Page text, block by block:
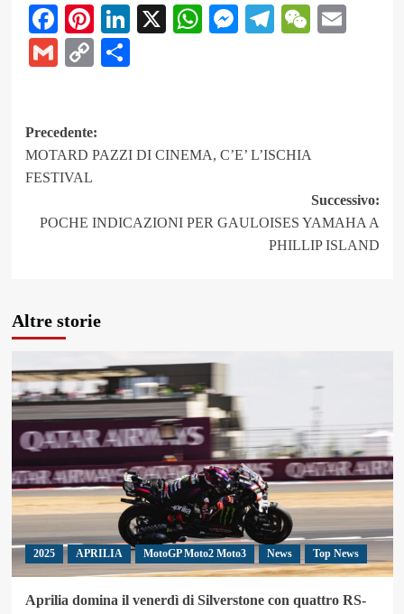
Facebook
Pinterest
LinkedIn
X WhatsApp
Messenger
Telegram
Gmail
CopyShare
Navigazione
articolo
Precedente:
MOTARD PAZZI DI CINEMA, C’E’ L’ISCHIA
FESTIVAL
Successivo:
POCHE INDICAZIONI PER GAULOISES YAMAHA A
PHILLIP ISLAND
Altre storie
2025 APRILIA MotoGP Moto2 Moto3 News Top News
Aprilia domina il venerdì di Silverstone con quattro RS-